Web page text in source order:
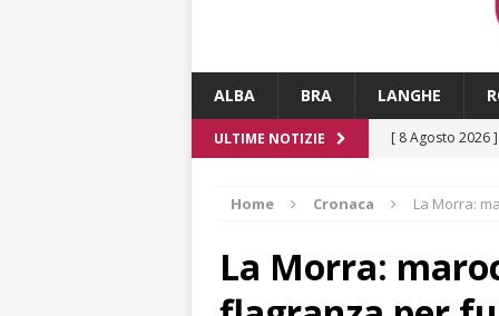
ALBA BRA LANGHE
ULTIME NOTIZIE [ 8 Agosto 2026 ]
[ 8 Agosto 2026 ]
Home Cronaca La Morra:
La Morra: